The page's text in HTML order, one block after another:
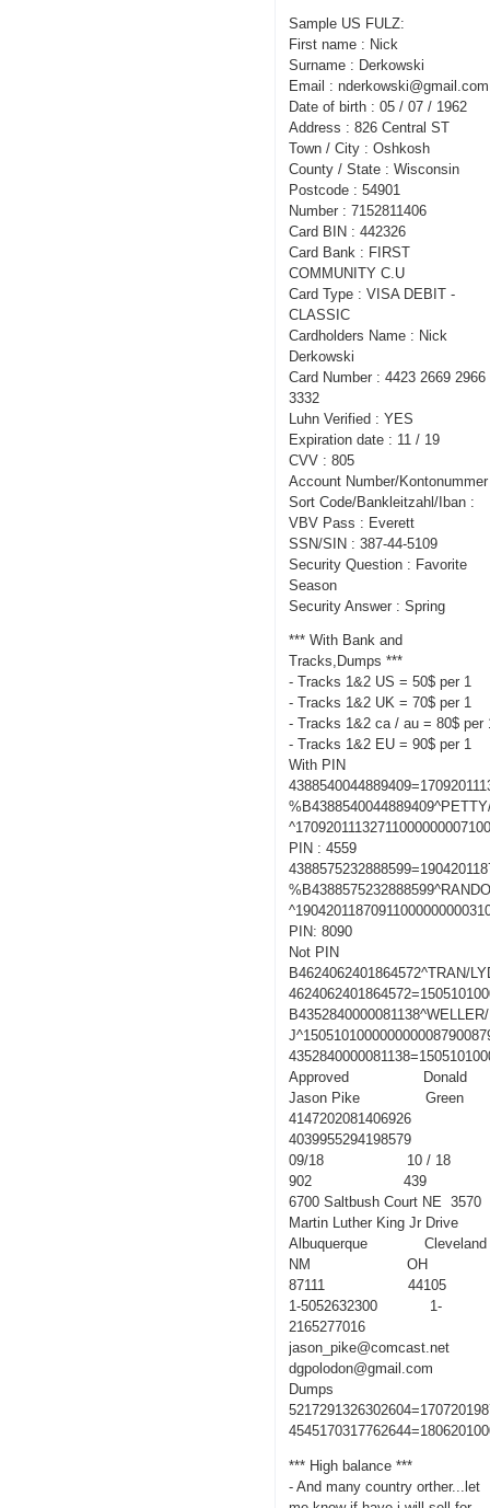
Sample US FULZ:
First name : Nick
Surname : Derkowski
Email : nderkowski@gmail.com
Date of birth : 05 / 07 / 1962
Address : 826 Central ST
Town / City : Oshkosh
County / State : Wisconsin
Postcode : 54901
Number : 7152811406
Card BIN : 442326
Card Bank : FIRST
COMMUNITY C.U
Card Type : VISA DEBIT -
CLASSIC
Cardholders Name : Nick
Derkowski
Card Number : 4423 2669 2966
3332
Luhn Verified : YES
Expiration date : 11 / 19
CVV : 805
Account Number/
Sort Code/Bankleitzahl/Iban :
VBV Pass : Everett
SSN/SIN : 387-44-5109
Security Question : Favorite
Season
Security Answer : Spring
*** With Bank and
Tracks,Dumps ***
- Tracks 1&2 US = 50$ per 1
- Tracks 1&2 UK = 70$ per 1
- Tracks 1&2 ca / au = 80$ per
- Tracks 1&2 EU = 90$ per 1
With PIN
PIN : 4559
PIN: 8090
Not PIN
B4624062401864572^TRAN/
Approved Donald
Jason Pike Green
4147202081406926
4039955294198579
09/18 10 / 18
902 439
6700 Saltbush Court NE 3570
Martin Luther King Jr Drive
Albuquerque Cleveland
NM OH
87111 44105
1-5052632300 1-
2165277016
jason_pike@comcast.net
dgpolodon@gmail.com
Dumps
*** High balance ***
- And many country orther...let